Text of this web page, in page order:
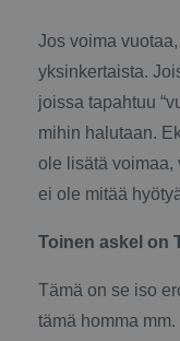
Jos voima
yksinkertaista.
joissa tapahtuu
mihin halutaan.
ole lisätä voimaa,
ei ole mitää
Toinen askel on
Tämä on se iso
tämä homma